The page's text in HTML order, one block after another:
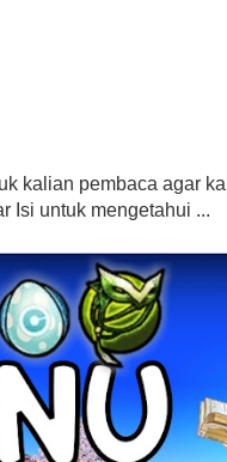
kalian pembaca agar
Isi untuk mengetahui ...